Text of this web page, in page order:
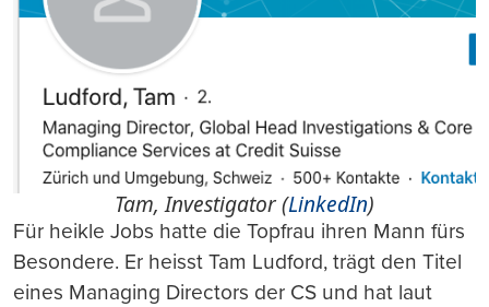
Tam, Investigator (LinkedIn)
Für heikle Jobs hatte die Topfrau ihren Mann fürs
Besondere. Er heisst Tam Ludford, trägt den Titel
eines Managing Directors der CS und hat laut